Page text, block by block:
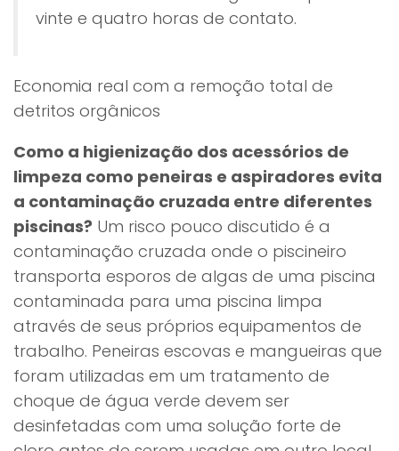
vinte e quatro horas de contato.
Economia real com a remoção total de
detritos orgânicos
Como a higienização dos acessórios de
limpeza como peneiras e aspiradores evita
a contaminação cruzada entre diferentes
piscinas? Um risco pouco discutido é a
contaminação cruzada onde o piscineiro
transporta esporos de algas de uma piscina
contaminada para uma piscina limpa
através de seus próprios equipamentos de
trabalho. Peneiras escovas e mangueiras que
foram utilizadas em um tratamento de
choque de água verde devem ser
desinfetadas com uma solução forte de